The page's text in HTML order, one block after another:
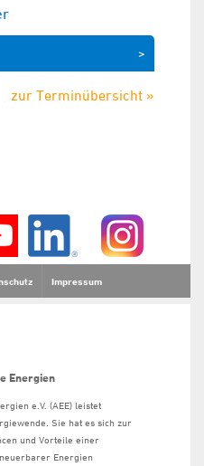
>
zur Terminübersicht »
Impressum
Energien
e.V. (AEE) leistet
Sie hat es sich zur
und Vorteile einer
Energien